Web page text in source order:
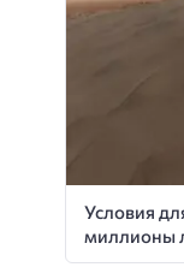
Условия
миллионы